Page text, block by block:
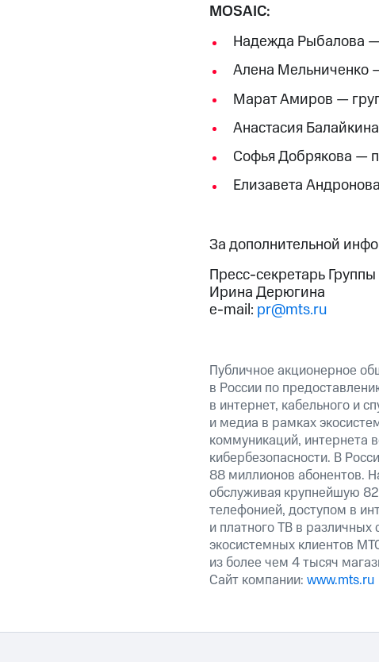
MOSAIC:
Надежда Рыбалова
Алена Мельниченко
Марат Амиров —
Анастасия
Софья Добрякова —
Елизавета
За дополнительной
Пресс-секретарь
Ирина Дерюгина
e-mail: pr@mts.ru
Публичное акционерное
в России по
в интернет, кабельного и
и медиа в рамках
коммуникаций, интернета
кибербезопасности. В
88 миллионов абонентов.
обслуживая крупнейшую
телефонией, доступом в
и платного ТВ в
экосистемных клиентов
из более чем 4 тысяч
Сайт компании: www.mts.ru